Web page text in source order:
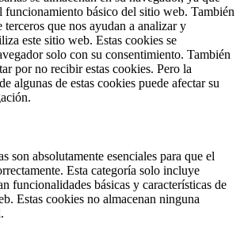
funcionamiento básico del sitio web. También
que nos ayudan a analizar y
este sitio web. Estas cookies se
solo con su consentimiento. También
por no recibir estas cookies. Pero la
algunas de estas cookies puede afectar su
son absolutamente esenciales para que el
Esta categoría solo incluye
funcionalidades básicas y características de
Estas cookies no almacenan ninguna